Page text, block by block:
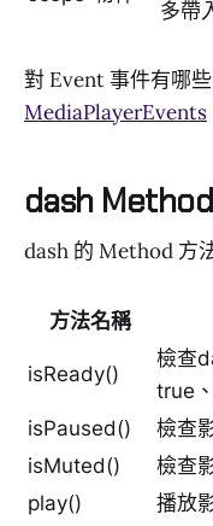
多帶
對 Event 事件有哪些
MediaPlayerEvents
dash
dash 的 Method 方
方法名稱
isReady()
檢查
true
isPaused()
檢查
isMuted()
檢查
play()
播放